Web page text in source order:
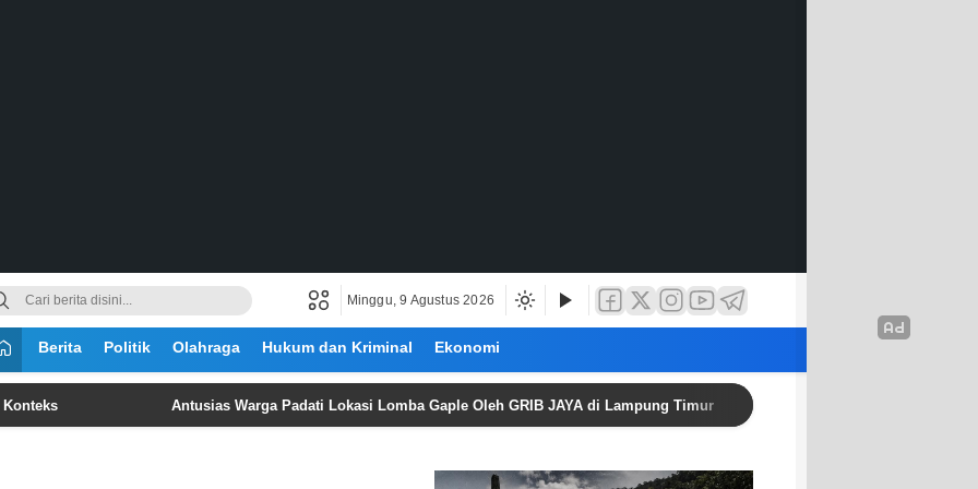
Minggu, 9 Agustus 2026
Berita Politik Olahraga Hukum dan Kriminal Ekonomi
Antusias Warga Padati Lokasi Lomba Gaple Oleh GRIB JAYA di Lampung Timur